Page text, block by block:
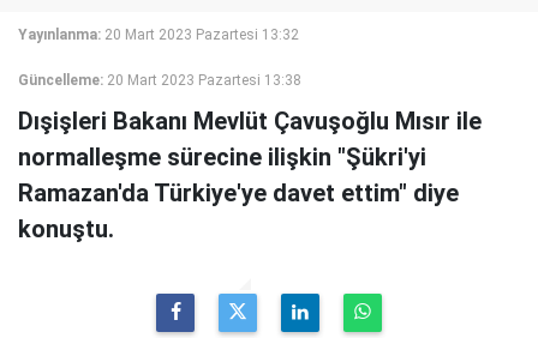
Yayınlanma: 20 Mart 2023 Pazartesi 13:32
Güncelleme: 20 Mart 2023 Pazartesi 13:38
Dışişleri Bakanı Mevlüt Çavuşoğlu Mısır ile
normalleşme sürecine ilişkin "Şükri'yi
Ramazan'da Türkiye'ye davet ettim" diye
konuştu.